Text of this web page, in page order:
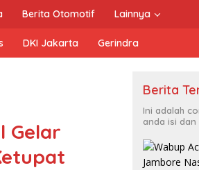
Berita Otomotif Lainnya
DKI Jakarta Gerindra
Gelar
Berita
Ini adalah
anda isi